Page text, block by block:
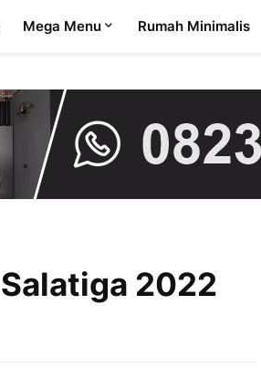
Mega Menu Rumah Minimalis
2022